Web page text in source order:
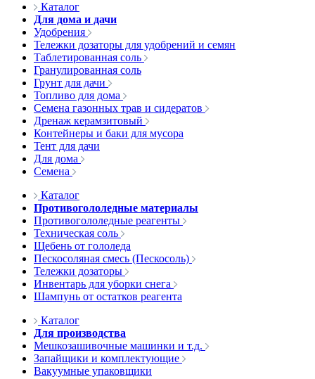
Каталог
Для дома и дачи
Удобрения
Тележки дозаторы для удобрений и семян
Таблетированная соль
Гранулированная соль
Грунт для дачи
Топливо для дома
Семена газонных трав и сидератов
Дренаж керамзитовый
Контейнеры и баки для мусора
Тент для дачи
Для дома
Семена
Каталог
Противогололедные материалы
Противогололедные реагенты
Техническая соль
Щебень от гололеда
Пескосоляная смесь (Пескосоль)
Тележки дозаторы
Инвентарь для уборки снега
Шампунь от остатков реагента
Каталог
Для производства
Мешкозашивочные машинки и т.д.
Запайщики и комплектующие
Вакуумные упаковщики